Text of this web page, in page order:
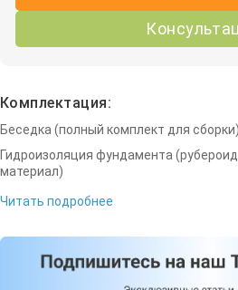
Комплектация:
Беседка (полный комплект для сборки)
Гидроизоляция фундамента
материал)
Читать подробнее